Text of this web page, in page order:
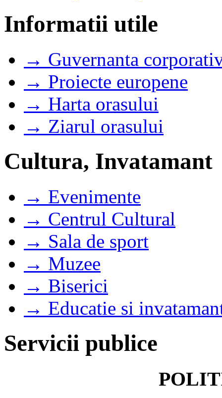
Informatii utile
→ Guvernanta
→ Proiecte europene
→ Harta orasului
→ Ziarul orasului
Cultura, Invatamant
→ Evenimente
→ Centrul Cultural
→ Sala de sport
→ Muzee
→ Biserici
→ Educatie si
Servicii publice